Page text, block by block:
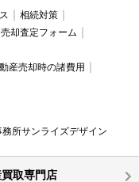
相続対策
売却査定フォーム
産売却時の諸費用
所サンライズデザイン
取専門店